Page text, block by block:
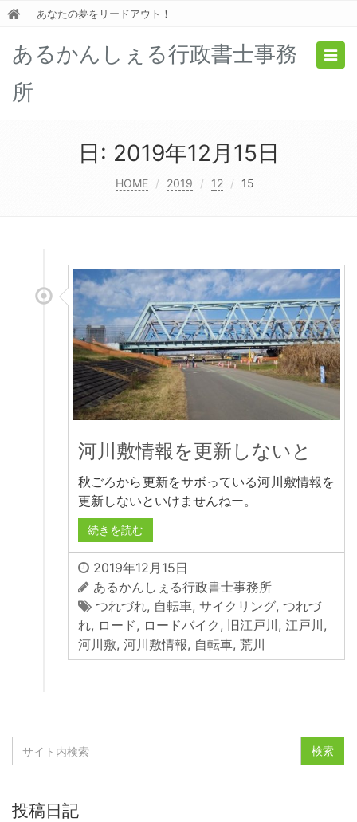
あなたの夢をリードアウト！
あるかんしぇる行政書士事務
所
日: 2019年12月15日
HOME 2019 12 15
河川敷情報を更新しないと
秋ごろから更新をサボっている河川敷情報を
更新しないといけませんねー。
続きを読む
2019年12月15日
あるかんしぇる行政書士事務所
つれづれ, 自転車, サイクリング, つれづ
れ, ロード, ロードバイク , 旧江戸川 , 江戸川 ,
河川敷, 河川敷情報, 自転車, 荒川
投稿日記